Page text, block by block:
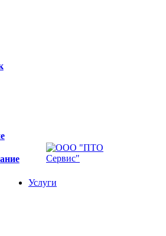
Услуги